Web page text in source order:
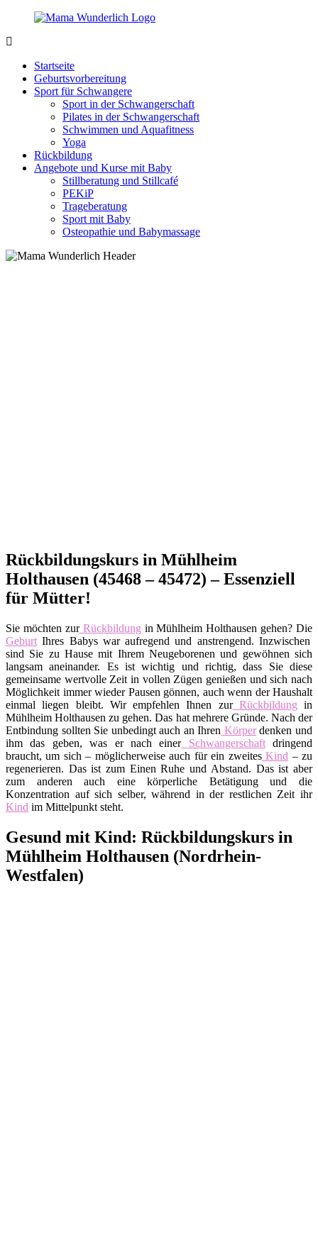
Zurück
Inhalt
sein
wunderbar!
Startseite
Geburtsvorbereitung
Sport für Schwangere
Sport in der Schwangerschaft
Pilates in der Schwangerschaft
Schwimmen und Aquafitness
Yoga
Rückbildung
Angebote und Kurse mit Baby
Stillberatung und Stillcafé
PEKiP
Trageberatung
Sport mit Baby
Osteopathie und Babymassage
Rückbildungskurs in Mühlheim
Holthausen (45468 – 45472) – Essenziell
für Mütter!
Sie möchten zurRückbildung in Mühlheim Holthausen gehen? Die
Geburt Ihres Babys war aufregend und anstrengend. Inzwischen
sind Sie zu Hause mit Ihrem Neugeborenen und gewöhnen sich
langsam aneinander. Es ist wichtig und richtig, dass Sie diese
gemeinsame wertvolle Zeit in vollen Zügen genießen und sich nach
Möglichkeit immer wieder Pausen gönnen, auch wenn der Haushalt
einmal liegen bleibt. Wir empfehlen Ihnen zurRückbildung in
Mühlheim Holthausen zu gehen. Das hat mehrere Gründe. Nach der
Entbindung sollten Sie unbedingt auch an Ihren Körperdenken und
ihm das geben, was er nach einerSchwangerschaftdringend
braucht, um sich – möglicherweise auch für ein zweitesKind – zu
regenerieren. Das ist zum Einen Ruhe und Abstand. Das ist aber
zum anderen auch eine körperliche Betätigung und die
Konzentration auf sich selber, während in der restlichen Zeit ihr
Kind im Mittelpunkt steht.
Gesund mit Kind: Rückbildungskurs in
Mühlheim Holthausen (Nordrhein-
Westfalen)